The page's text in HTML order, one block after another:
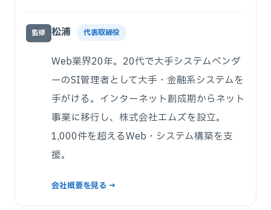
監修 松浦 代表取締役
Web業界20年。20代で大手システムベンダ
ーのSI管理者として大手・金融系システムを
手がける。インターネット創成期からネット
事業に移行し、株式会社エムズを設立。
1,000件を超えるWeb・システム構築を支
援。
会社概要を見る →